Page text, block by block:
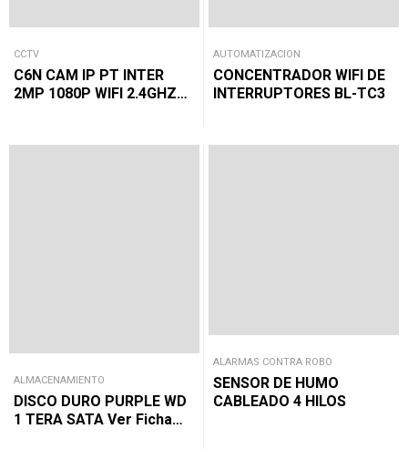
CCTV
C6N CAM IP PT INTER
2MP 1080P WIFI 2.4GHZ
AUTOMATIZACION
CONCENTRADOR WIFI DE
INTERRUPTORES BL-TC3
ALMACENAMIENTO
DISCO DURO PURPLE WD
1 TERA SATA Ver Ficha
ALARMAS CONTRA ROBO
SENSOR DE HUMO
CABLEADO 4 HILOS